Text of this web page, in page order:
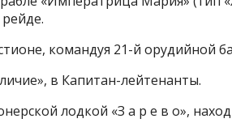
командуя 21-й орудийной
в Капитан-лейтенанты.
лодкой «З а р е в о»,